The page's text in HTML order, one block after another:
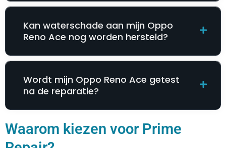
Kan waterschade aan mijn Oppo
Reno Ace nog worden hersteld?
Wordt mijn Oppo Reno Ace getest
na de reparatie?
Waarom kiezen voor Prime